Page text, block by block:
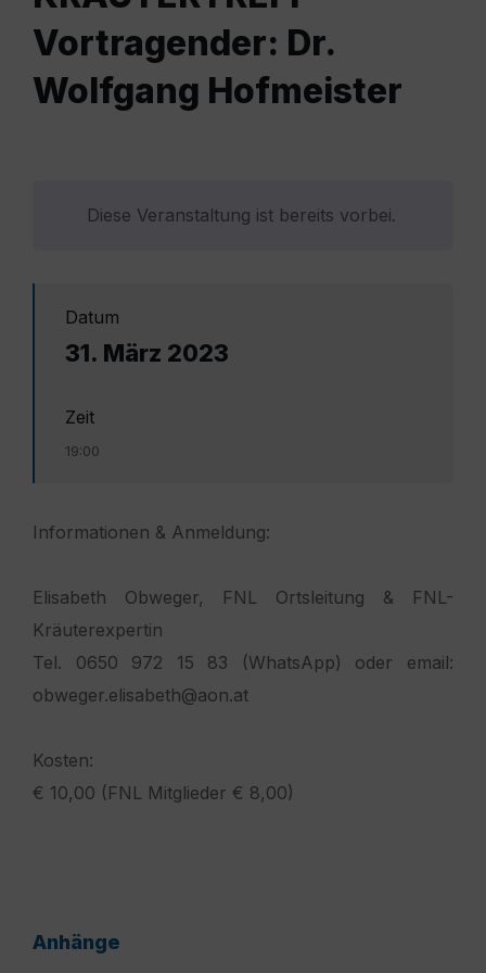
Vortragender: Dr.
Wolfgang Hofmeister
Diese Veranstaltung ist bereits vorbei.
Datum
31. März 2023
Zeit
19:00
Informationen & Anmeldung:
Elisabeth Obweger, FNL Ortsleitung & FNL-
Kräuterexpertin
Tel. 0650 972 15 83 (WhatsApp) oder email:
obweger.elisabeth@aon.at
Kosten:
€ 10,00 (FNL Mitglieder € 8,00)
Anhänge